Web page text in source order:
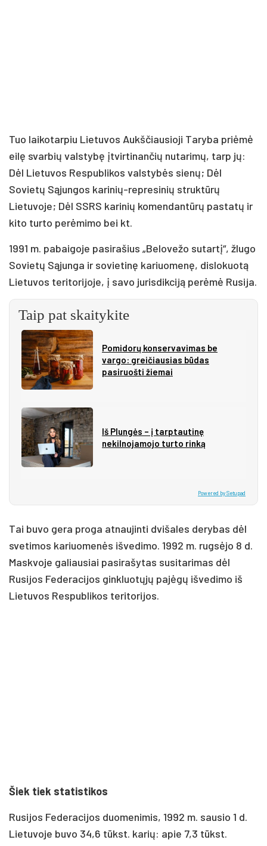
Tuo laikotarpiu Lietuvos Aukščiausioji Taryba priėmė
eilę svarbių valstybę įtvirtinančių nutarimų, tarp jų:
Dėl Lietuvos Respublikos valstybės sienų; Dėl
Sovietų Sąjungos karinių-represinių struktūrų
Lietuvoje; Dėl SSRS karinių komendantūrų pastatų ir
kito turto perėmimo bei kt.
1991 m. pabaigoje pasirašius „Belovežo sutartį“, žlugo
Sovietų Sąjunga ir sovietinę kariuomenę, dislokuotą
Lietuvos teritorijoje, į savo jurisdikciją perėmė Rusija.
Taip pat skaitykite
Pomidorų konservavimas be
vargo: greičiausias būdas
pasiruošti žiemai
Iš Plungės – į tarptautinę
nekilnojamojo turto rinką
Powered by Setupad
Tai buvo gera proga atnaujinti dvišales derybas dėl
svetimos kariuomenės išvedimo. 1992 m. rugsėjo 8 d.
Maskvoje galiausiai pasirašytas susitarimas dėl
Rusijos Federacijos ginkluotųjų pajėgų išvedimo iš
Lietuvos Respublikos teritorijos.
Šiek tiek statistikos
Rusijos Federacijos duomenimis, 1992 m. sausio 1 d.
Lietuvoje buvo 34,6 tūkst. karių: apie 7,3 tūkst.